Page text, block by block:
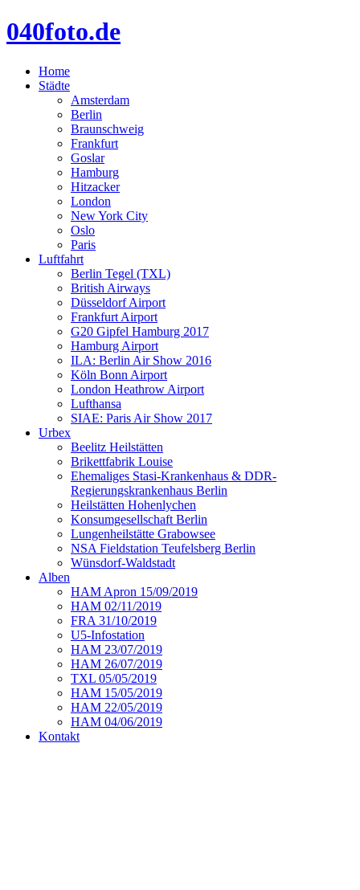
040foto.de
Home
Städte
Amsterdam
Berlin
Braunschweig
Frankfurt
Goslar
Hamburg
Hitzacker
London
New York City
Oslo
Paris
Luftfahrt
Berlin Tegel (TXL)
British Airways
Düsseldorf Airport
Frankfurt Airport
G20 Gipfel Hamburg 2017
Hamburg Airport
ILA: Berlin Air Show 2016
Köln Bonn Airport
London Heathrow Airport
Lufthansa
SIAE: Paris Air Show 2017
Urbex
Beelitz Heilstätten
Brikettfabrik Louise
Ehemaliges Stasi-Krankenhaus & DDR-
Regierungskrankenhaus Berlin
Heilstätten Hohenlychen
Konsumgesellschaft Berlin
Lungenheilstätte Grabowsee
NSA Fieldstation Teufelsberg Berlin
Wünsdorf-Waldstadt
Alben
HAM Apron 15/09/2019
HAM 02/11/2019
FRA 31/10/2019
U5-Infostation
HAM 23/07/2019
HAM 26/07/2019
TXL 05/05/2019
HAM 15/05/2019
HAM 22/05/2019
HAM 04/06/2019
Kontakt